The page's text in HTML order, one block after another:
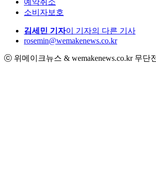
소비자보호
김세민 기자이 기자의 다른 기사
rosemin@wemakenews.co.kr
ⓒ 위메이크뉴스 & wemakenews.co.kr 무단